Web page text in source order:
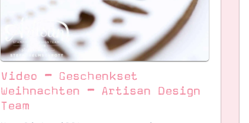
Video – Geschenkset
Weihnachten – Artisan Design
Team